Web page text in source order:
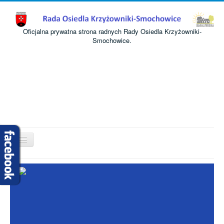
Oficjalna prywatna strona radnych Rady Osiedla Krzyżowniki-
Smochowice.
Przełącz
nawigację
Start
O nas